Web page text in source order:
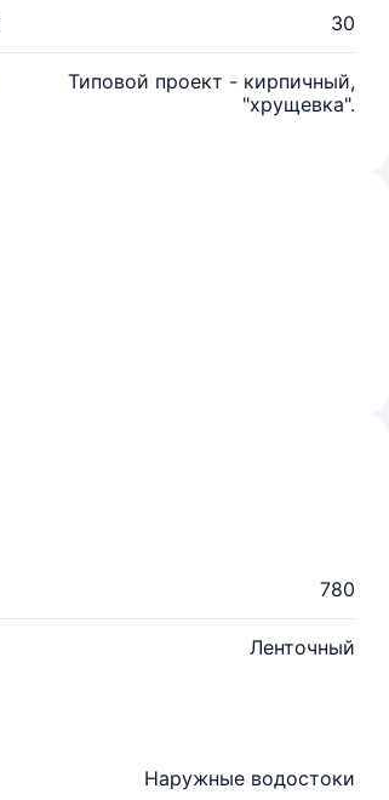
30
Типовой проект - кирпичный,
"хрущевка".
780
Ленточный
Наружные водостоки